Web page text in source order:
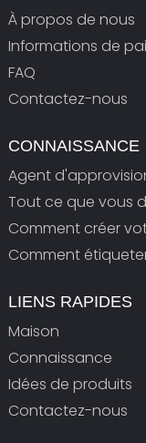
À propos de nous
Informations de
FAQ
Contactez-nous
CONNAISSANCE
Agent
Tout ce que vous
Comment créer
Comment
LIENS RAPIDES
Maison
Connaissance
Idées de produits
Contactez-nous